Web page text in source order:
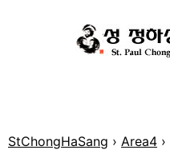
StChongHaSang › Area4 ›